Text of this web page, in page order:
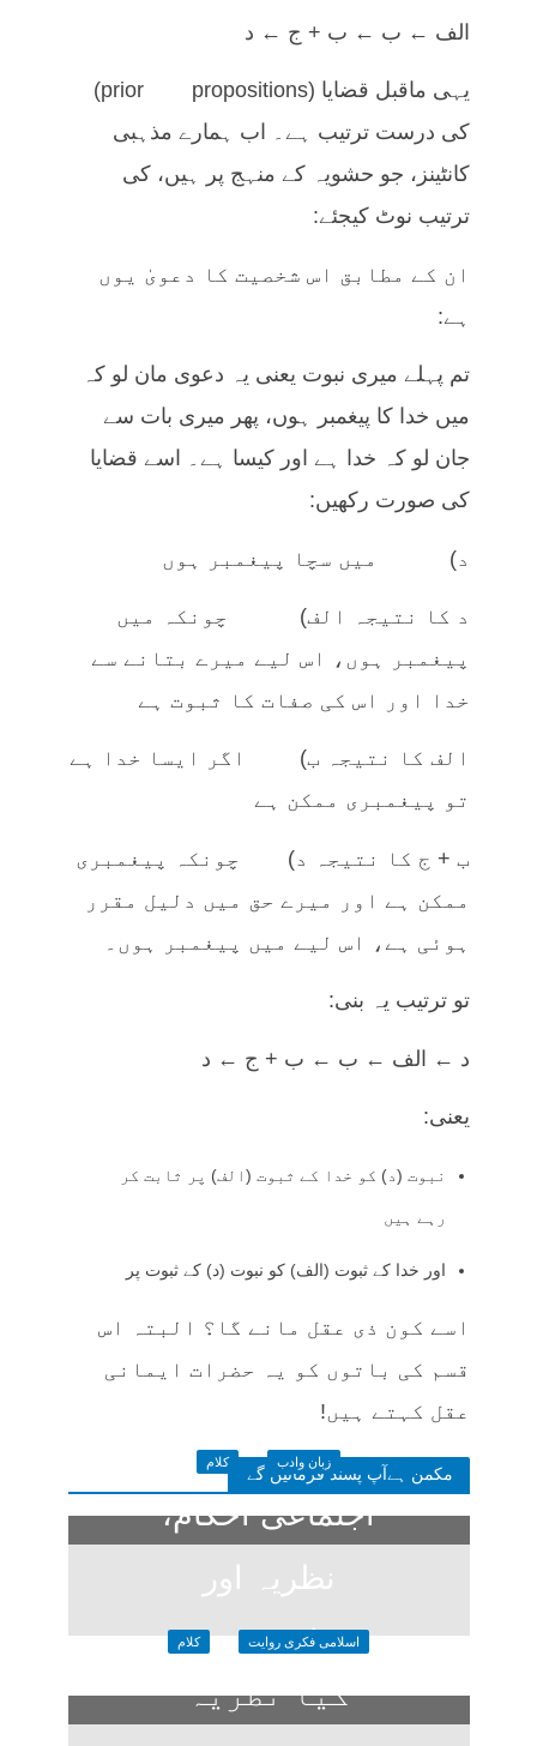
الف ← ب ← ب + ج ← د
یہی ماقبل قضایا (prior propositions)
کی درست ترتیب ہے۔ اب ہمارے مذہبی
کانٹینز، جو حشویہ کے منہج پر ہیں، کی
ترتیب نوٹ کیجئے:
ان کے مطابق اس شخصیت کا دعویٰ یوں
ہے:
تم پہلے میری نبوت یعنی یہ دعوی مان لو کہ
میں خدا کا پیغمبر ہوں، پھر میری بات سے
جان لو کہ خدا ہے اور کیسا ہے۔ اسے قضایا
کی صورت رکھیں:
د) میں سچا پیغمبر ہوں
د کا نتیجہ الف) چونکہ میں
پیغمبر ہوں، اس لیے میرے بتانے سے
خدا اور اس کی صفات کا ثبوت ہے
الف کا نتیجہ ب) اگر ایسا خدا ہے
تو پیغمبری ممکن ہے
ب + ج کا نتیجہ د) چونکہ پیغمبری
ممکن ہے اور میرے حق میں دلیل مقرر
ہوئی ہے، اس لیے میں پیغمبر ہوں۔
تو ترتیب یہ بنی:
د ← الف ← ب ← ب + ج ← د
یعنی:
نبوت (د) کو خدا کے ثبوت (الف) پر ثابت کر
رہے ہیں
اور خدا کے ثبوت (الف) کو نبوت (د) کے ثبوت پر
اسے کون ذی عقل مانے گا؟ البتہ اس
قسم کی باتوں کو یہ حضرات ایمانی
عقل کہتے ہیں!
مکمن ہےآپ پسند فرمائیں گے
زبان وادب کلام
اجتماعی احکام،
نظریہ اور
سیاسی تعبیر
اسلامی فکری روایت کلام
کیا نظریہ